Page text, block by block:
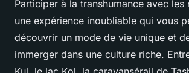
Participer à la transhumance avec les
une expérience inoubliable qui vous
découvrir un mode de vie unique et
immerger dans une culture riche.